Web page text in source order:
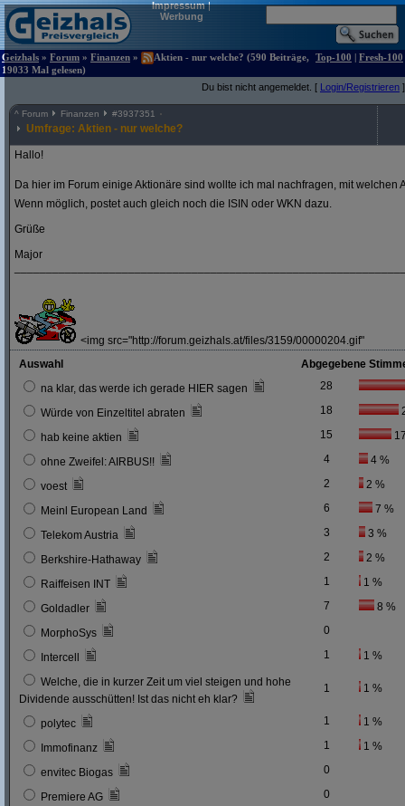
Impressum|
Werbung
Geizhals » Forum » Finanzen »
Aktien - nur welche? (590 Beiträge,
19033 Mal gelesen)
Top-100 | Fresh-100
Du bist nicht angemeldet. [ Login/Registrieren ]
^ Forum Finanzen #3937351
Umfrage: Aktien - nur welche?
Hallo!
Da hier im Forum einige Aktionäre sind wollte ich mal nachfragen, mit welchen
Wenn möglich, postet auch gleich noch die ISIN oder WKN dazu.
Grüße
Major
<img src="http://forum.geizhals.at/files/3159/00000204.gif"
Auswahl
Abgegebene
na klar, das werde ich gerade HIER sagen
28
Würde von Einzeltitel abraten 18
hab keine aktien 15
ohne Zweifel: AIRBUS!! 4 4 %
voest 2 2 %
Meinl European Land 6 7 %
Telekom Austria 3 3 %
Berkshire-Hathaway 2 2 %
Raiffeisen INT 1 1 %
Goldadler 7 8 %
MorphoSys 0
Intercell 1 1 %
Welche, die in kurzer Zeit um viel steigen und hohe
Dividende ausschütten! Ist das nicht eh klar?
1 1 %
polytec 1 1 %
Immofinanz 1 1 %
envitec Biogas 0
Premiere AG 0